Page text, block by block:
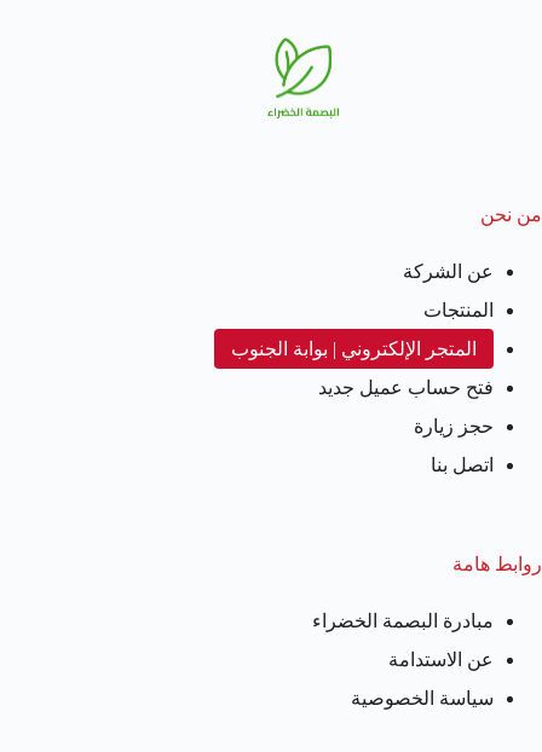
من نحن
عن الشركة
المنتجات
المتجر الإلكتروني | بوابة الجنوب
فتح حساب عميل جديد
حجز زيارة
اتصل بنا
روابط هامة
مبادرة البصمة الخضراء
عن الاستدامة
سياسة الخصوصية